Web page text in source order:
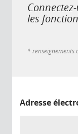
les
* renseignements
Adresse